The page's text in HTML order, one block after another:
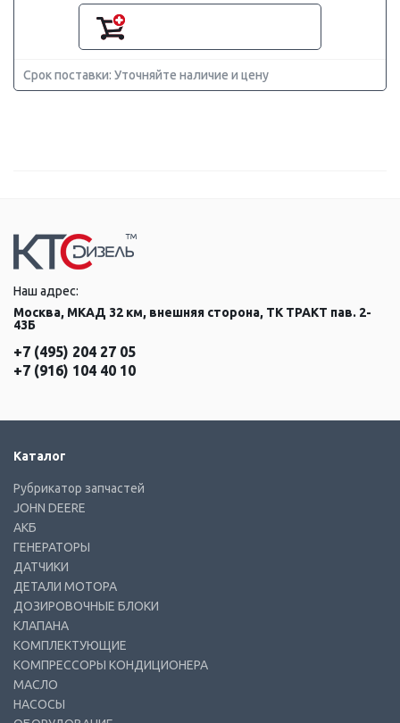
Срок поставки: Уточняйте наличие и цену
Наш адрес:
Москва, МКАД 32 км, внешняя сторона, ТК ТРАКТ пав. 2-
43Б
+7 (495) 204 27 05
+7 (916) 104 40 10
Каталог
Рубрикатор запчастей
JOHN DEERE
АКБ
ГЕНЕРАТОРЫ
ДАТЧИКИ
ДЕТАЛИ МОТОРА
ДОЗИРОВОЧНЫЕ БЛОКИ
КЛАПАНА
КОМПЛЕКТУЮЩИЕ
КОМПРЕССОРЫ КОНДИЦИОНЕРА
МАСЛО
НАСОСЫ